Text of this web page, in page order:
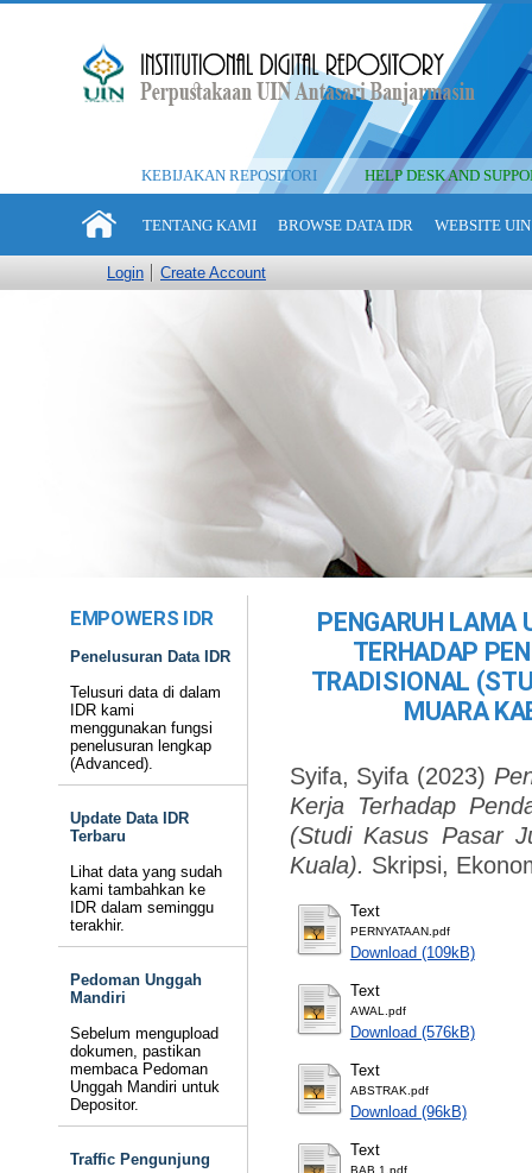
KEBIJAKAN REPOSITORI HELP DESK AND
TENTANG KAMI BROWSE DATA IDR WEBSITE
Login Create Account
EMPOWERS IDR
Penelusuran Data IDR
Telusuri data di dalam
IDR kami
menggunakan fungsi
penelusuran lengkap
(Advanced).
Update Data IDR
Terbaru
Lihat data yang sudah
kami tambahkan ke
IDR dalam seminggu
terakhir.
Pedoman Unggah
Mandiri
Sebelum mengupload
dokumen, pastikan
membaca Pedoman
Unggah Mandiri untuk
Depositor.
Traffic Pengunjung
PENGARUH LAMA
TERHADAP
TRADISIONAL
MUARA
Syifa, Syifa (2023)
Kerja Terhadap
(Studi Kasus Pasar
Kuala). Skripsi,
Text
PERNYATAAN.pdf
Download (109kB)
Text
AWAL.pdf
Download (576kB)
Text
ABSTRAK.pdf
Download (96kB)
Text
BAB 1.pdf